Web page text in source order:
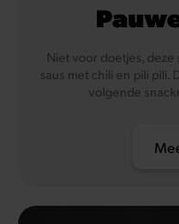
Niet voor doetjes, deze
saus met chili en pili pili.
volgende